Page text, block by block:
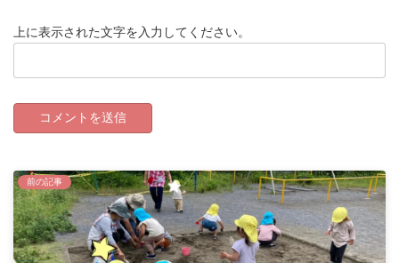
上に表示された文字を入力してください。
前の記事